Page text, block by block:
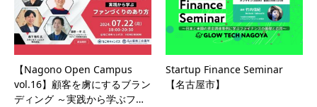
【Nagono Open Campus
vol.16】顧客を虜にするブラン
ディング ～実践から学ぶフ…
Startup Finance Seminar
【名古屋市】